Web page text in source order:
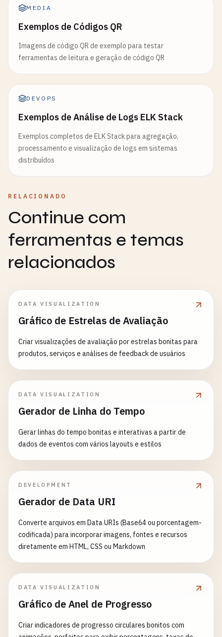
MEDIA
Exemplos de Códigos QR
Imagens de código QR de exemplo para testar
ferramentas de leitura e geração de código QR
DEVOPS
Exemplos de Análise de Logs ELK Stack
Exemplos completos de ELK Stack para agregação,
processamento e visualização de logs em sistemas
distribuídos
RELACIONADO
Continue com
ferramentas e temas
relacionados
DATA VISUALIZATION
Gráfico de Estrelas de Avaliação
Criar visualizações de avaliação por estrelas bonitas para
produtos, serviços e análises de feedback de usuários
DATA VISUALIZATION
Gerador de Linha do Tempo
Gerar linhas do tempo bonitas e interativas a partir de
dados de eventos com vários layouts e estilos
DEVELOPMENT
Gerador de Data URI
Converte arquivos em Data URIs (Base64 ou porcentagem-
codificada) para incorporar imagens, fontes e recursos
diretamente em HTML, CSS ou Markdown
DATA VISUALIZATION
Gráfico de Anel de Progresso
Criar indicadores de progresso circulares bonitos com